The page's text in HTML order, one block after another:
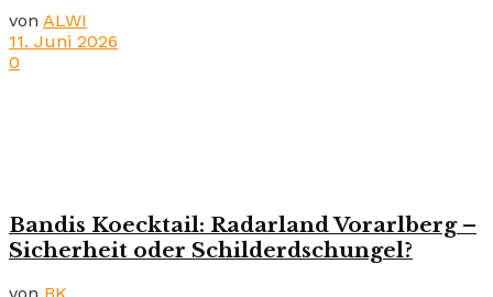
von ALWI
11. Juni 2026
0
Bandis Koecktail: Radarland Vorarlberg –
Sicherheit oder Schilderdschungel?